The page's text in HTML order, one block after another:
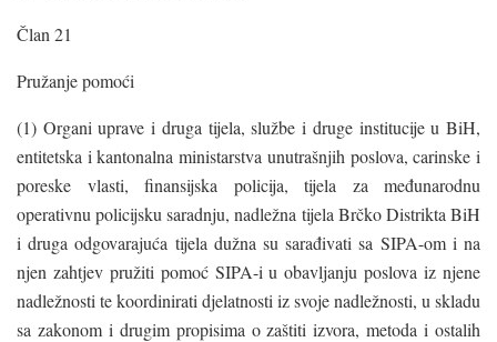
Član 21
Pružanje pomoći
(1) Organi uprave i druga tijela, službe i druge institucije u BiH,
entitetska i kantonalna ministarstva unutrašnjih poslova, carinske i
poreske vlasti, finansijska policija, tijela za međunarodnu
operativnu policijsku saradnju, nadležna tijela Brčko Distrikta BiH
i druga odgovarajuća tijela dužna su sarađivati sa SIPA-om i na
njen zahtjev pružiti pomoć SIPA-i u obavljanju poslova iz njene
nadležnosti te koordinirati djelatnosti iz svoje nadležnosti, u skladu
sa zakonom i drugim propisima o zaštiti izvora, metoda i ostalih